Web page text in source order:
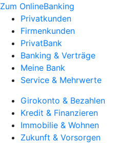
Zum OnlineBanking
Privatkunden
Firmenkunden
PrivatBank
Banking & Verträge
Meine Bank
Service & Mehrwerte
Girokonto & Bezahlen
Kredit & Finanzieren
Immobilie & Wohnen
Zukunft & Vorsorgen